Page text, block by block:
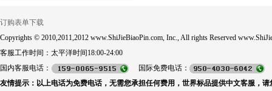
订购表单下载
Copyrights © 2010,2011,2012 www.ShiJieBiaoPin.com, Inc., All rights Reserved
客服工作时间：太平洋时间18:00-24:00
国内客服电话：
国际免费电话：
友情提示：以上电话为免费电话，无需您承担任何费用，世界标品提供中文客服，请